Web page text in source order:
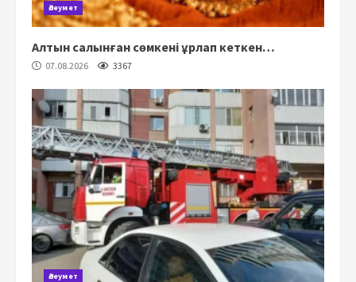
Әлеумет
Алтын салынған сөмкені ұрлап кеткен…
07.08.2026 3367
Әлеумет